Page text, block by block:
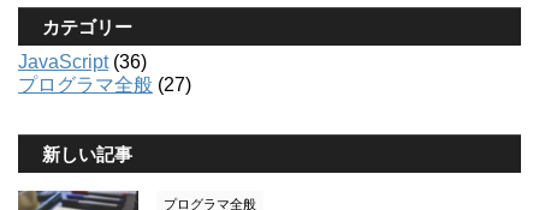
カテゴリー
JavaScript(36)
プログラマ全般 (27)
新しい記事
プログラマ全般